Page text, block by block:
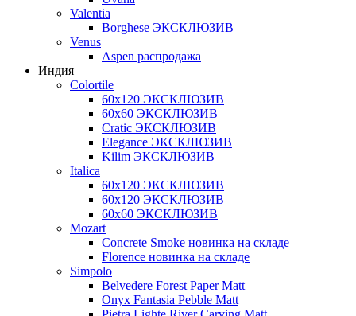
Valentia
Borghese ЭКСКЛЮЗИВ
Venus
Aspen распродажа
Индия
Colortile
60х120 ЭКСКЛЮЗИВ
60х60 ЭКСКЛЮЗИВ
Cratic ЭКСКЛЮЗИВ
Elegance ЭКСКЛЮЗИВ
Kilim ЭКСКЛЮЗИВ
Italica
60х120 ЭКСКЛЮЗИВ
60х120 ЭКСКЛЮЗИВ
60х60 ЭКСКЛЮЗИВ
Mozart
Concrete Smoke новинка на складе
Florence новинка на складе
Simpolo
Belvedere Forest Paper Matt
Onyx Fantasia Pebble Matt